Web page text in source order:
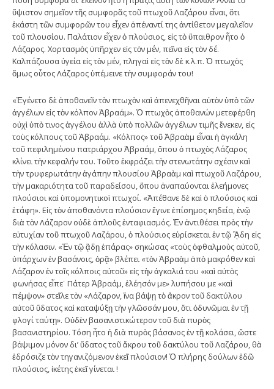
ὕψιστον σημεῖον τῆς συμφορᾶς τοῦ πτωχοῦ Λαζάρου εἶναι, ὅτι
ἑκάστη τῶν συμφορῶν του εἶχεν ἀπέναντί της ἀντίθετον μεγαλεῖον
τοῦ πλουσίου. Παλάτιον εἶχεν ὁ πλούσιος, εἰς τὸ ὕπαιθρον ἦτο ὁ
Λάζαρος. Χορτασμὸς ὑπῆρχεν εἰς τὸν μέν, πεῖνα εἰς τὸν δέ.
Καλπάζουσα ὑγεία εἰς τὸν μέν, πληγαὶ εἰς τὸν δὲ κ.λ.π. Ὁ πτωχὸς
ὅμως οὗτος Λάζαρος ὑπέμεινε τὴν συμφοράν του!
«Ἐγένετο δὲ ἀποθανεῖν τὸν πτωχὸν καὶ ἀπενεχθῆναι αὐτὸν ὑπὸ τῶν
ἀγγέλων εἰς τὸν κόλπον Ἀβραάμ». Ὁ πτωχὸς ἀποθανών μετεφέρθη
οὐχὶ ὑπὸ τινος ἀγγέλου ἀλλὰ ὑπὸ πολλῶν ἀγγέλων τιμῆς ἕνεκεν, εἰς
τοὺς κόλπους τοῦ Ἀβραάμ. «Κόλπος» τοῦ Ἀβραὰμ εἶναι ἡ ἀγκάλη
τοῦ πεφιλημένου πατριάρχου Ἀβραάμ, ὅπου ὁ πτωχὸς Λάζαρος
κλίνει τὴν κεφαλήν του. Τοῦτο ἐκφράζει τὴν στενωτάτην σχέσιν καὶ
τὴν τρυφερωτάτην ἀγάπην πλουσίου Ἀβραὰμ καὶ πτωχοῦ Λαζάρου,
τὴν μακαριότητα τοῦ παραδείσου, ὅπου ἀναπαύονται ἐλεήμονες
πλούσιοι καὶ ὑπομονητικοὶ πτωχοί. «Ἀπέθανε δὲ καὶ ὁ πλούσιος καὶ
ἐτάφη». Εἰς τὸν ἀποθανόντα πλούσιον ἔγινε ἐπίσημος κηδεία, ἐνῷ
διὰ τὸν Λάζαρον οὐδὲ ἁπλοῦς ἐνταφιασμός. Ἐν ἀντιθέσει πρὸς τὴν
εὐτυχίαν τοῦ πτωχοῦ Λαζάρου, ὁ πλούσιος εὑρίσκεται ἐν τῷ ᾋδη εἰς
τὴν κόλασιν. «Ἐν τῷ ᾃδῃ ἐπάρας» σηκώσας «τοὺς ὀφθαλμοὺς αὐτοῦ,
ὑπάρχων ἐν βασάνοις, ὁρᾷ» βλέπει «τὸν Ἀβραὰμ ἀπὸ μακρόθεν καὶ
Λάζαρον ἐν τοῖς κόλποις αὐτοῦ» εἰς τὴν ἀγκαλιά του «καὶ αὐτὸς
φωνήσας εἶπε˙ Πάτερ Ἀβραάμ, ἐλέησόν με» λυπήσου με «καὶ
πέμψον» στεῖλε τὸν «Λάζαρον, ἵνα βάψῃ τὸ ἄκρον τοῦ δακτύλου
αὐτοῦ ὕδατος καὶ καταψύξῃ τὴν γλῶσσάν μου, ὅτι ὀδυνῶμαι ἐν τῇ
φλογί ταύτῃ». Οὐδὲν βασανιστικώτερον τοῦ διὰ πυρὸς
βασανιστηρίου. Τόση ἦτο ἡ διὰ πυρὸς βάσανος ἐν τῇ κολάσει, ὥστε
βάψιμον μόνον δι’ ὕδατος τοῦ ἄκρου τοῦ δακτύλου τοῦ Λαζάρου, θὰ
ἐδρόσιζε τὸν τηγανιζόμενον ἐκεῖ πλούσιον! Ὁ πλήρης δούλων ἐδῶ
πλούσιος, ἱκέτης ἐκεῖ γίνεται !